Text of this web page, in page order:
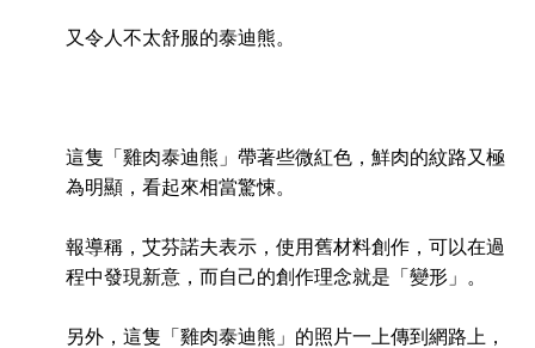
又令人不太舒服的泰迪熊。
這隻「雞肉泰迪熊」帶著些微紅色，鮮肉的紋路又極
為明顯，看起來相當驚悚。
報導稱，艾芬諾夫表示，使用舊材料創作，可以在過
程中發現新意，而自己的創作理念就是「變形」。
另外，這隻「雞肉泰迪熊」的照片一上傳到網路上，